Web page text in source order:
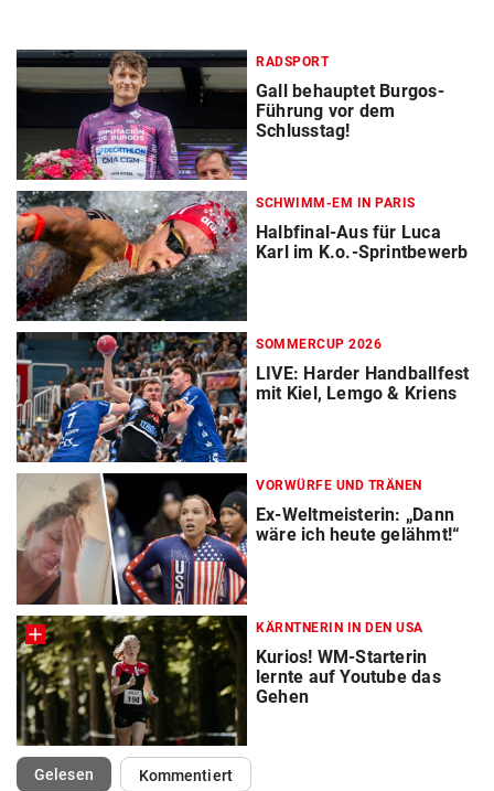
RADSPORT
Gall behauptet Burgos-
Führung vor dem
Schlusstag!
SCHWIMM-EM IN PARIS
Halbfinal-Aus für Luca
Karl im K.o.-Sprintbewerb
SOMMERCUP 2026
LIVE: Harder Handballfest
mit Kiel, Lemgo & Kriens
VORWÜRFE UND TRÄNEN
Ex-Weltmeisterin: „Dann
wäre ich heute gelähmt!“
KÄRNTNERIN IN DEN USA
Kurios! WM-Starterin
lernte auf Youtube das
Gehen
Gelesen(ausgewählt)Kommentiert